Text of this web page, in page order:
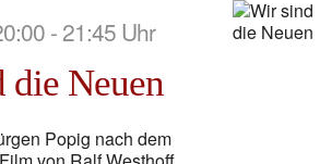
- 21:45 Uhr
Neuen
Popig nach dem